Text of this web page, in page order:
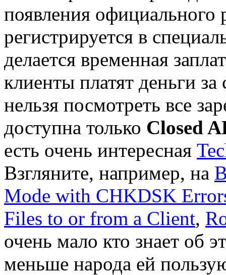
появления
регистрируется в
делается временная
клиенты платят деньги
нельзя посмотреть все
доступна только Closed
есть очень интересная
Взгляните, например, на
Mode with CHKDSK
Files to or from a Client,
очень мало кто знает об
меньше народа ей